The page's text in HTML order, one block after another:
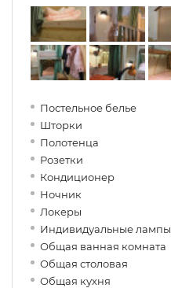
Постельное белье
Шторки
Полотенца
Розетки
Кондиционер
Ночник
Локеры
Индивидуальные лампы
Общая ванная комната
Общая столовая
Общая кухня